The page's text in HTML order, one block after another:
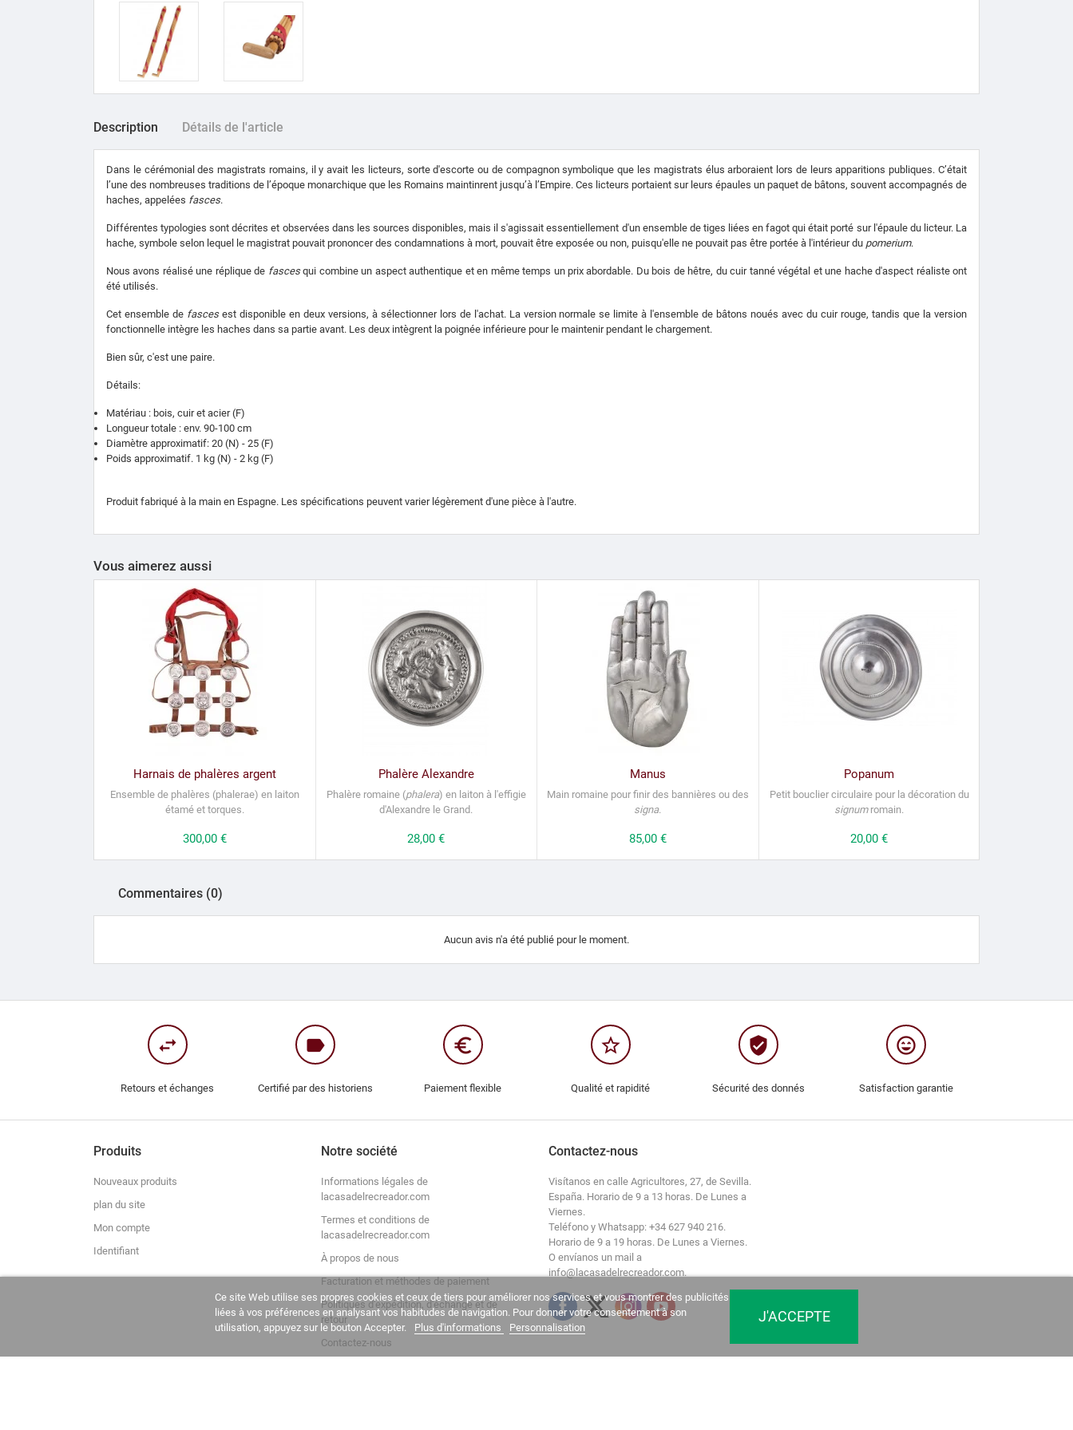
Description Détails de l'article
Dans le cérémonial des magistrats romains, il y avait les licteurs, sorte d'escorte ou de compagnon symbolique que les magistrats élus arboraient lors de leurs apparitions publiques. C’était
l’une des nombreuses traditions de l’époque monarchique que les Romains maintinrent jusqu’à l’Empire. Ces licteurs portaient sur leurs épaules un paquet de bâtons, souvent accompagnés de
haches, appelées fasces.
Différentes typologies sont décrites et observées dans les sources disponibles, mais il s'agissait essentiellement d'un ensemble de tiges liées en fagot qui était porté sur l'épaule du licteur. La
hache, symbole selon lequel le magistrat pouvait prononcer des condamnations à mort, pouvait être exposée ou non, puisqu'elle ne pouvait pas être portée à l'intérieur du pomerium.
Nous avons réalisé une réplique de fascesqui combine un aspect authentique et en même temps un prix abordable. Du bois de hêtre, du cuir tanné végétal et une hache d'aspect réaliste ont
été utilisés.
Cet ensemble de fasces est disponible en deux versions, à sélectionner lors de l'achat. La version normale se limite à l'ensemble de bâtons noués avec du cuir rouge, tandis que la version
fonctionnelle intègre les haches dans sa partie avant. Les deux intègrent la poignée inférieure pour le maintenir pendant le chargement.
Bien sûr, c'est une paire.
Détails:
Matériau : bois, cuir et acier (F)
Longueur totale : env. 90-100 cm
Diamètre approximatif: 20 (N) - 25 (F)
Poids approximatif. 1 kg (N) - 2 kg (F)
Produit fabriqué à la main en Espagne. Les spécifications peuvent varier légèrement d'une pièce à l'autre.
Vous aimerez aussi
Harnais de phalères argent
Ensemble dephalères (phalerae) en laiton
étamé et torques.
Prix
300,00 €
Phalère Alexandre
Phalère romaine (phalera) en laiton à l'effigie
d'Alexandre le Grand.
Prix
28,00 €
Manus
Main romaine pour finir des bannières ou des
signa.
Prix
85,00 €
Popanum
Petit bouclier circulaire pour la décoration du
signum romain.
Prix
20,00 €
Commentaires (0)
Aucun avis n'a été publié pour le moment.
swap_horiz
Retours et échanges
label
Certifié par des historiens
euro_symbol
Paiement flexible
star_border
Qualité et rapidité
verified_user
Sécurité des donnés
sentiment_very_satisfied
Satisfaction garantie
Produits
Nouveaux produits
plan du site
Mon compte
Identifiant
Notre société
Informations légales de
lacasadelrecreador.com
Termes et conditions de
lacasadelrecreador.com
À propos de nous
Facturation et méthodes de paiement
Politiques d'expédition, d'échange et de
retour
Contactez-nous
Contactez-nous
Visítanos en calle Agricultores, 27, de Sevilla.
España. Horario de 9 a 13 horas. De Lunes a
Viernes.
Teléfono y Whatsapp: +34 627 940 216.
Horario de 9 a 19 horas. De Lunes a Viernes.
O envíanos un mail a
info@lacasadelrecreador.com.
Ce site Web utilise ses propres cookies et ceux de tiers pour améliorer nos services et vous montrer des publicités
liées à vos préférences en analysant vos habitudes de navigation. Pour donner votre consentement à son
utilisation, appuyez sur le bouton Accepter.
Plus d'informations Personnalisation
J'ACCEPTE